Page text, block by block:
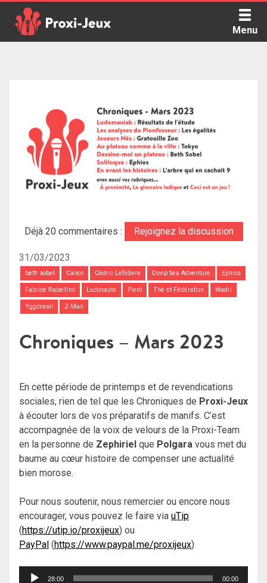
content
Menu
Déjà 20 commentaires : Rejoignez la discussion
31/03/2023
beth sobel Calico Cédric Lefebvre Deep Sea Adventure Ephios
Fabrice Rabellino Ludonaute Pierô Thé et Fédération Wadri
Yggdrasil Z-Man
Chroniques – Mars 2023
En cette période de printemps et de revendications
sociales, rien de tel que les Chroniques de Proxi-Jeux
à écouter lors de vos préparatifs de manifs. C’est
accompagnée de la voix de velours de la Proxi-Team
en la personne de Zephiriel que Polgara vous met du
baume au cœur histoire de compenser une actualité
bien morose.
Pour nous soutenir, nous remercier ou encore nous
encourager, vous pouvez le faire via uTip
(https://utip.io/proxijeux) ou
PayPal (https://www.paypal.me/proxijeux)
Lecteur
28:00 00:00